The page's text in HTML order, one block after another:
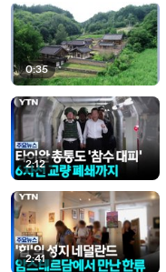
0:35
2:12
2:41